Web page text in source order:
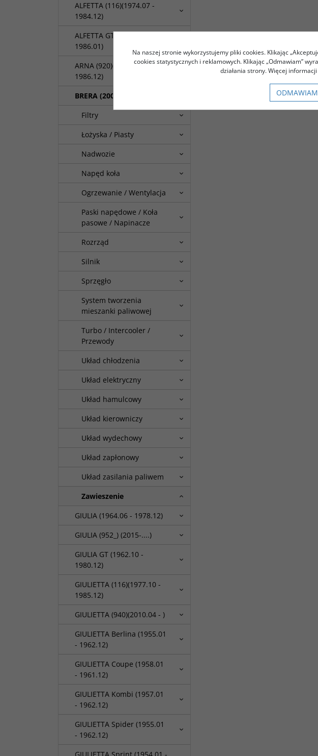
ALFETTA (116)(1974.07 -
1984.12)
ALFETTA GT (116)(1974.01 -
1986.01)
ARNA (920)(1983.03 -
1986.12)
BRERA (2006.01 - 2010.12)
Filtry
Łożyska / Piasty
Nadwozie
Napęd koła
Ogrzewanie / Wentylacja
Paski napędowe / Koła
pasowe / Napinacze
Rozrząd
Silnik
Sprzęgło
System tworzenia
mieszanki paliwowej
Turbo / Intercooler /
Przewody
Układ chłodzenia
Układ elektryczny
Układ hamulcowy
Układ kierowniczy
Układ wydechowy
Układ zapłonowy
Układ zasilania paliwem
Zawieszenie
GIULIA (1964.06 - 1978.12)
GIULIA (952_) (2015-....)
GIULIA GT (1962.10 -
1980.12)
GIULIETTA (116)(1977.10 -
1985.12)
GIULIETTA (940)(2010.04 - )
GIULIETTA Berlina (1955.01
- 1962.12)
GIULIETTA Coupe (1958.01
- 1961.12)
GIULIETTA Kombi (1957.01
- 1962.12)
GIULIETTA Spider (1955.01
- 1962.12)
Na naszej stronie wykorzystujemy pliki cookies. Klikając
cookies statystycznych i reklamowych. Klikając „Odmawiam”
działania strony. Więcej
ODMAWIAM